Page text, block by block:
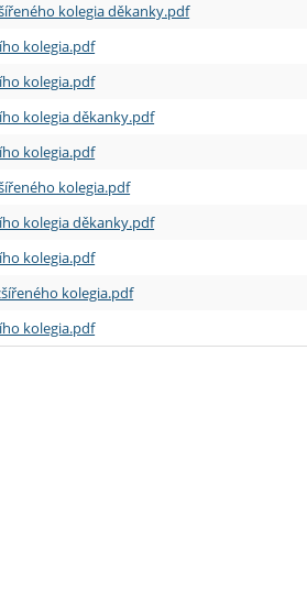
kolegia děkanky.pdf
kolegia.pdf
kolegia.pdf
kolegia děkanky.pdf
kolegia.pdf
kolegia.pdf
kolegia děkanky.pdf
kolegia.pdf
kolegia.pdf
kolegia.pdf